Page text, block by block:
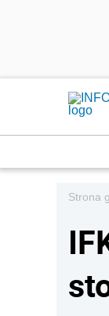
Strona